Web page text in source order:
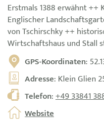
Erstmals 1388 erwähnt ++
Englischer
von Tschirschky ++
Wirtschaftshaus und Stall
GPS-Koordinaten:
Adresse: Klein Glien
Telefon:+49 33841
Website